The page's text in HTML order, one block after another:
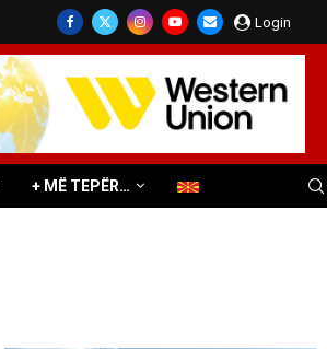
Login
+ MË TEPËR…